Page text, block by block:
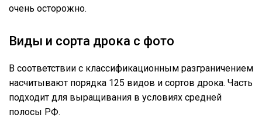
очень осторожно.
Виды и сорта дрока с фото
В соответствии с классификационным разграничением
насчитывают порядка 125 видов и сортов дрока. Часть
подходит для выращивания в условиях средней
полосы РФ.